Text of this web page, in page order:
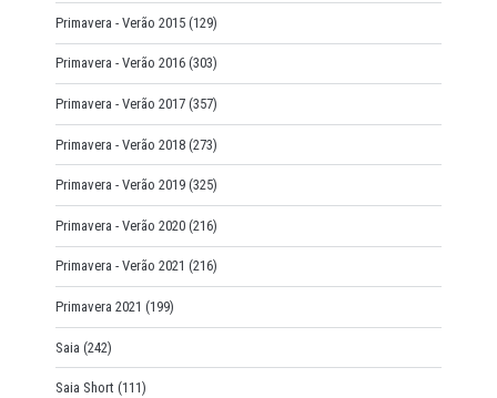
Primavera - Verão 2015 (129)
Primavera - Verão 2016 (303)
Primavera - Verão 2017 (357)
Primavera - Verão 2018 (273)
Primavera - Verão 2019 (325)
Primavera - Verão 2020 (216)
Primavera - Verão 2021 (216)
Primavera 2021 (199)
Saia (242)
Saia Short (111)